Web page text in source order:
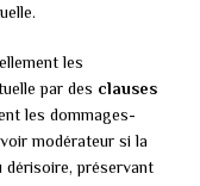
les
par des clauses
les dommages-
modérateur si la
dérisoire, préservant